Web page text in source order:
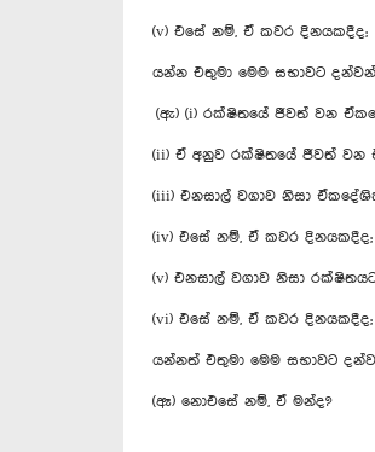
(v) එසේ නම්, ඒ කවර දිනයකදීද;
යන්න එතුමා මෙම සභාවට
(ඇ) (i) රක්ෂිතයේ ජීවත් වන
(ii) ඒ අනුව රක්ෂිතයේ ජීවත් වන
(iii) එනසාල් වගාව නිසා
(iv) එසේ නම්, ඒ කවර දිනයකදීද;
(v) එනසාල් වගාව නිසා
(vi) එසේ නම්, ඒ කවර දිනයකදීද;
යන්නත් එතුමා මෙම සභාවට
(ඈ) නොඑසේ නම්, ඒ මන්ද?